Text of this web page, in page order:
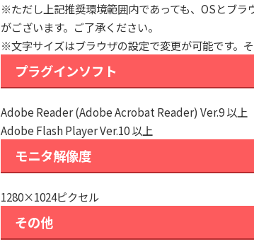
※ただし上記推奨環境範囲内であっても、OSとブ
がございます。ご了承ください。
※文字サイズはブラウザの設定で変更が可能です。
プラグインソフト
Adobe Reader (Adobe Acrobat Reader) Ver.9 以上
Adobe Flash Player Ver.10 以上
モニタ解像度
1280×1024ピクセル
その他